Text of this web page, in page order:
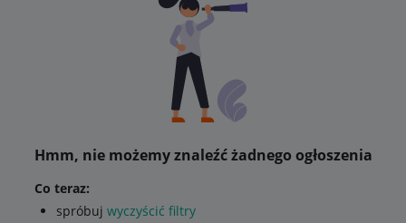
Hmm, nie możemy znaleźć żadnego ogłoszenia
Co teraz:
spróbuj wyczyścić filtry